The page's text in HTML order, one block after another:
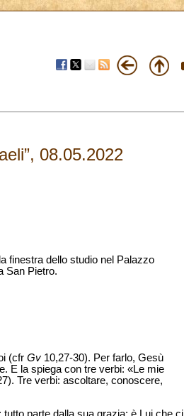
08.05.2022
finestra dello studio nel Palazzo
San Pietro.
(cfr Gv 10,27-30). Per farlo, Gesù
E la spiega con tre verbi: «Le mie
Tre verbi: ascoltare, conoscere,